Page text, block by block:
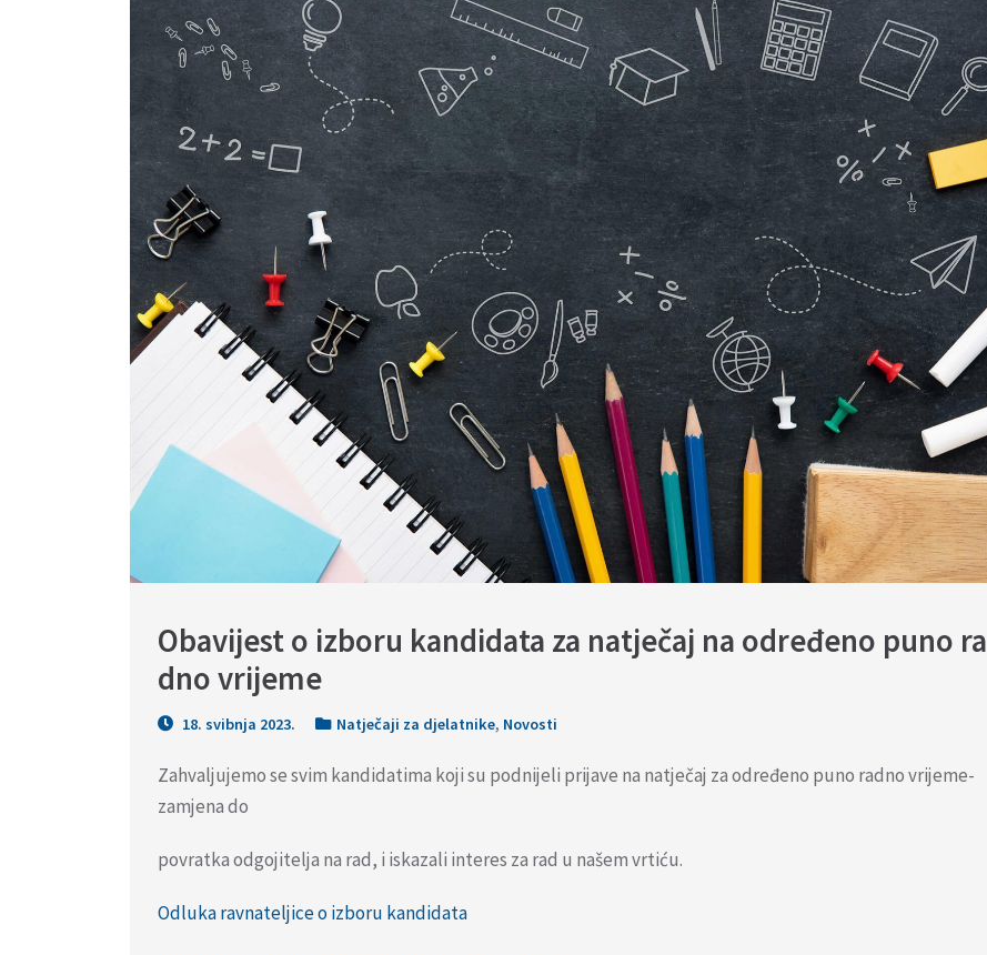
Obavijest o izboru kandidata za natječaj na određeno puno ra
dno vrijeme
18. svibnja 2023. Natječaji za djelatnike, Novosti
Zahvaljujemo se svim kandidatima koji su podnijeli prijave na natječaj za određeno puno radno vrijeme-
zamjena do
povratka odgojitelja na rad, i iskazali interes za rad u našem vrtiću.
Odluka ravnateljice o izboru kandidata